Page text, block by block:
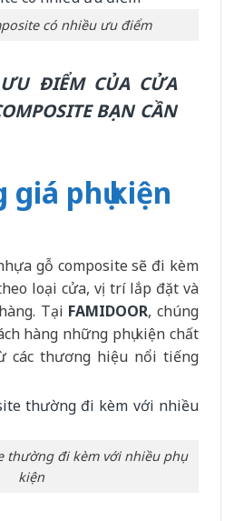
có nhiều ưu điểm
ƯU ĐIỂM CỦA CỬA
BẠN CẦN
phụ kiện
gỗ composite sẽ đi kèm
loại cửa, vị trí lắp đặt và
Tại FAMIDOOR, chúng
hàng những phụ kiện chất
các thương hiệu nổi tiếng
thường đi kèm với nhiều phụ
kiện